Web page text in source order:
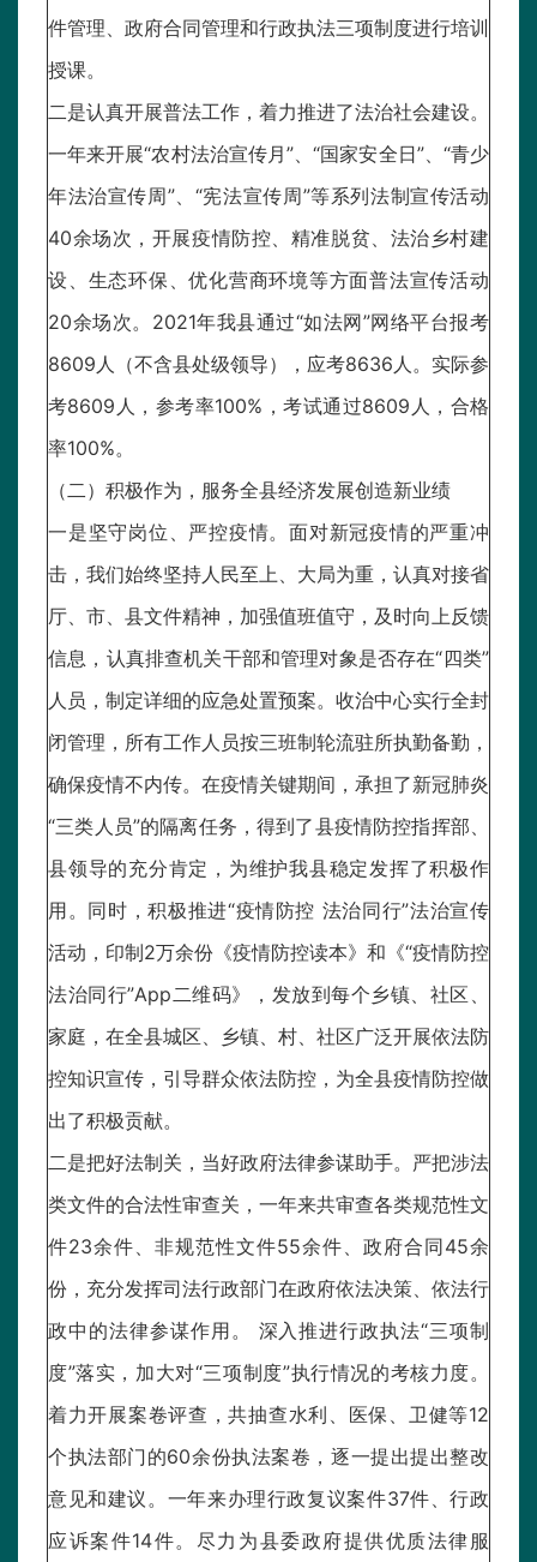
件管理、政府合同管理和行政执法三项制度进行培训
授课。
二是认真开展普法工作，着力推进了法治社会建设。
一年来开展“农村法治宣传月”、“国家安全日”、“青少
年法治宣传周”、“宪法宣传周”等系列法制宣传活动
40余场次，开展疫情防控、精准脱贫、法治乡村建
设、生态环保、优化营商环境等方面普法宣传活动
20余场次。2021年我县通过“如法网”网络平台报考
8609人（不含县处级领导），应考8636人。实际参
考8609人，参考率100%，考试通过8609人，合格
率100%。
（二）积极作为，服务全县经济发展创造新业绩
一是坚守岗位、严控疫情。面对新冠疫情的严重冲
击，我们始终坚持人民至上、大局为重，认真对接省
厅、市、县文件精神，加强值班值守，及时向上反馈
信息，认真排查机关干部和管理对象是否存在“四类”
人员，制定详细的应急处置预案。收治中心实行全封
闭管理，所有工作人员按三班制轮流驻所执勤备勤，
确保疫情不内传。在疫情关键期间，承担了新冠肺炎
“三类人员”的隔离任务，得到了县疫情防控指挥部、
县领导的充分肯定，为维护我县稳定发挥了积极作
用。同时，积极推进“疫情防控 法治同行”法治宣传
活动，印制2万余份《疫情防控读本》和《“疫情防控
法治同行”App二维码》，发放到每个乡镇、社区、
家庭，在全县城区、乡镇、村、社区广泛开展依法防
控知识宣传，引导群众依法防控，为全县疫情防控做
出了积极贡献。
二是把好法制关，当好政府法律参谋助手。严把涉法
类文件的合法性审查关，一年来共审查各类规范性文
件23余件、非规范性文件55余件、政府合同45余
份，充分发挥司法行政部门在政府依法决策、依法行
政中的法律参谋作用。 深入推进行政执法“三项制
度”落实，加大对“三项制度”执行情况的考核力度。
着力开展案卷评查，共抽查水利、医保、卫健等12
个执法部门的60余份执法案卷，逐一提出提出整改
意见和建议。一年来办理行政复议案件37件、行政
应诉案件14件。尽力为县委政府提供优质法律服